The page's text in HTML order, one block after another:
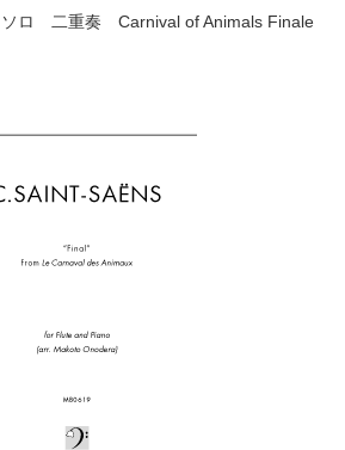
ソロ 二重奏 Carnival of Animals Finale